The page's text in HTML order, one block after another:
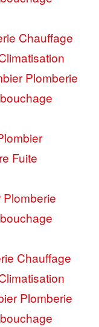
Chauffage
Plomberie
Fuite
Chauffage
Plomberie